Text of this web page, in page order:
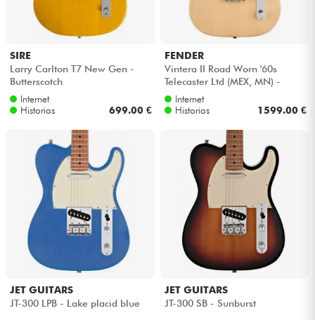
SIRE
Larry Carlton T7 New Gen -
Butterscotch
Internet
Historias
699.00 €
FENDER
Vintera II Road Worn '60s
Telecaster Ltd (MEX, MN) -
Blonde
Internet
Historias
1599.00 €
JET GUITARS
JT-300 LPB - Lake placid blue
JET GUITARS
JT-300 SB - Sunburst